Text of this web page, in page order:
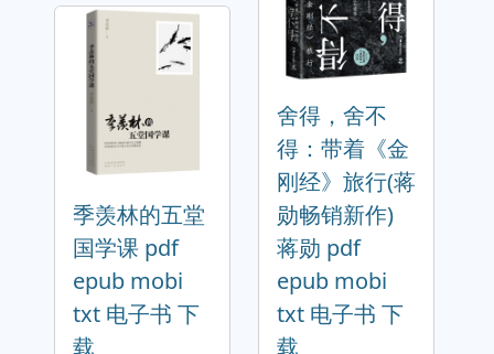
季羡林的五堂
国学课 pdf
epub mobi
txt 电子书 下
载
舍得，舍不
得：带着《金
刚经》旅行(蒋
勋畅销新作)
蒋勋 pdf
epub mobi
txt 电子书 下
载